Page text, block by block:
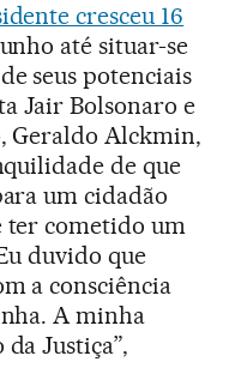
cresceu 16
até situar-se
seus potenciais
Jair Bolsonaro e
Geraldo Alckmin,
de que
um cidadão
ter cometido um
duvido que
a consciência
A minha
Justiça”,